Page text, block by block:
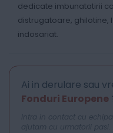
dedicate imbunatatirii
distrugatoare,
indosariat.
Ai in derulare sau
Fonduri Europene
Intra in contact cu
ajutam cu urmatorii pasi.